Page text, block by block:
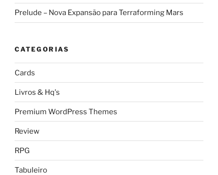
Prelude – Nova Expansão para Terraforming Mars
CATEGORIAS
Cards
Livros & Hq's
Premium WordPress Themes
Review
RPG
Tabuleiro